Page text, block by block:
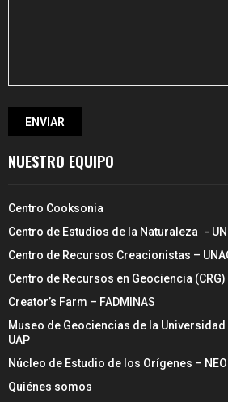
NUESTRO EQUIPO
Centro Cooksonia
Centro de Estudios de la Naturaleza -
Centro de Recursos Creacionistas –
Centro de Recursos en Geociencia (CRG)
Creator’s Farm – FADMINAS
Museo de Geociencias de la
UAP
Núcleo de Estudio de los Orígenes – NEO
Quiénes somos